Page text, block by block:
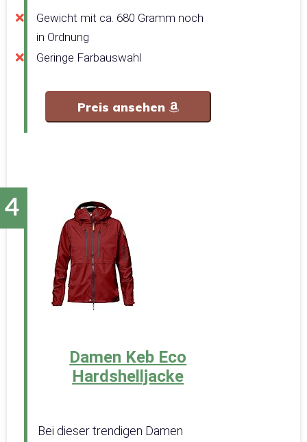
Gewicht mit ca. 680 Gramm noch
in Ordnung
Geringe Farbauswahl
Preis ansehen
Damen Keb Eco
Hardshelljacke
Bei dieser trendigen Damen